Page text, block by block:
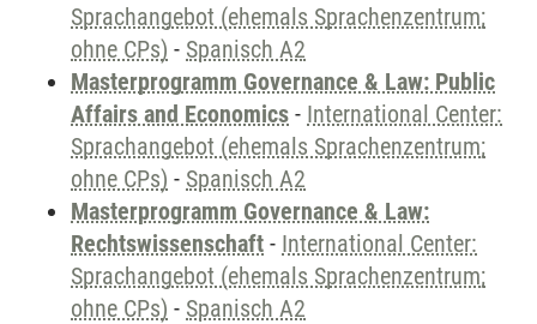
Sprachangebot (ehemals Sprachenzentrum;
ohne CPs) - Spanisch A2
Masterprogramm Governance & Law: Public
Affairs and Economics - International Center:
Sprachangebot (ehemals Sprachenzentrum;
ohne CPs) - Spanisch A2
Masterprogramm Governance & Law:
Rechtswissenschaft - International Center:
Sprachangebot (ehemals Sprachenzentrum;
ohne CPs) - Spanisch A2